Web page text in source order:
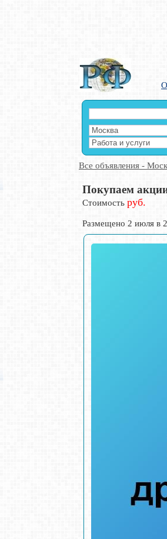
Все объявления -
Покупаем
Стоимость руб.
Размещено 2 июля в